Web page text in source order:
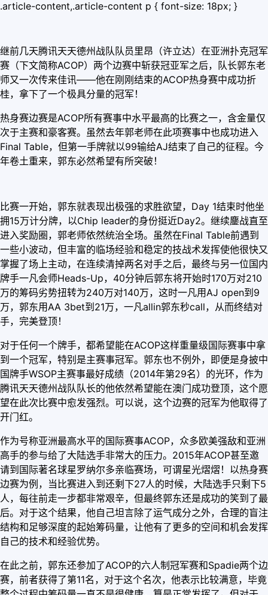
.article-content,.article-content p { font-size: 18px; }
继前几天腾讯天天德州战队队员里昂（许立达）在亚洲扑克冠军
赛（下文简称ACOP）两个边赛中斩获冠亚军之后，队长郭东老
师又一次传来佳讯——他在刚刚结束的ACOP热身赛中成功折
桂，拿下了一个极具分量的冠军！
热身赛边赛是ACOP所有赛事中水平最高的比赛之一，含金量仅
次于主赛和豪客赛。虽然去年郭老师在此项赛事中也成功进入
Final Table，但第一手牌就以99输给AJ结束了自己的征程。今
年卷土重来，郭东必然希望有所突破！
比赛一开始，郭东就表现出极强的求胜欲望，Day 1结束时他坐
拥15万计分牌，以Chip leader的身份挺近Day2。继续鏖战直至
进入奖励圈，郭老师依然统治全场。虽然在Final Table前遇到
一些小波动，但丰富的临场经验和稳定的技战术发挥使他很快又
掌握了场上主动，在连续清掉两名对手之后，最终与另一位国内
牌手一凡会师Heads-Up，40分钟后郭东将开始时170万对210
万的筹码劣势扭转为240万对140万，这时一凡用AJ open到9
万，郭东用AA 3bet到21万，一凡allin郭东秒call，从而终结对
手，完美登顶！
对于任何一个牌手，都希望能在ACOP这样重量级国际赛事中拿
到一个冠军，特别是主赛事冠军。郭东也不例外，即便是身披中
国牌手WSOP主赛事最好成绩（2014年第29名）的光环，作为
腾讯天天德州战队队长的他依然希望能在澳门成功登顶，这个愿
望在此次比赛中愈发强烈。可以说，这个边赛的冠军为他取得了
开门红。
作为号称亚洲最高水平的国际赛事ACOP，众多欧美强敌和亚洲
高手的参与给了大陆选手非常大的压力。2015年ACOP甚至邀
请到国际著名球星罗纳尔多亲临赛场，可谓星光熠熠！以热身赛
边赛为例，当比赛进入到还剩下27人的时候，大陆选手只剩下5
人，每往前走一步都非常艰辛，但最终郭东还是成功的笑到了最
后。对于这个结果，他自己坦言除了运气成分之外，合理的盲注
结构和足够深度的起始筹码量，让他有了更多的空间和机会发挥
自己的技术和经验优势。
在此之前，郭东还参加了ACOP的六人制冠军赛和Spadie两个边
赛，前者获得了第11名，对于这个名次，他表示比较满意，毕竟